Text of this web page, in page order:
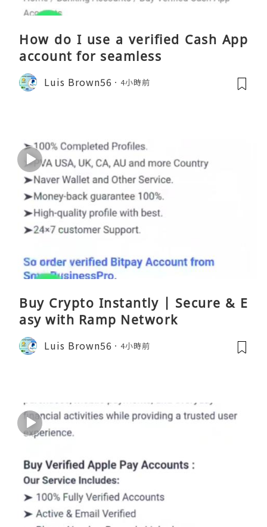
How do I use a verified Cash App
account for seamless
Luis Brown56 4小時前
Buy Crypto Instantly | Secure & E
asy with Ramp Network
Luis Brown56 4小時前